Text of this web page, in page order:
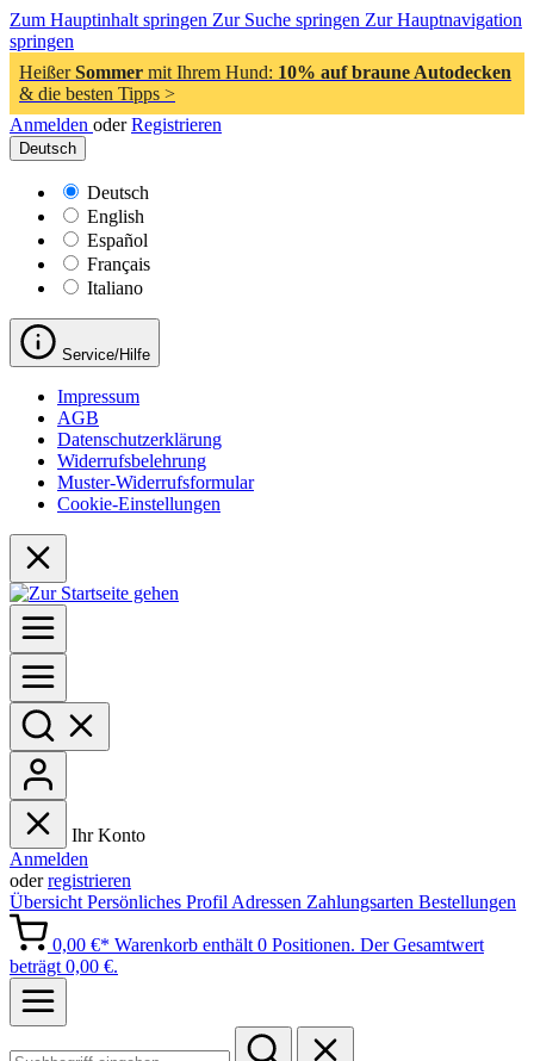
Zum Hauptinhalt springen Zur Suche springen Zur Hauptnavigation
springen
HeißerSommer mit Ihrem Hund: 10% auf braune Autodecken
& die besten Tipps >
Anmelden oder Registrieren
Deutsch
Deutsch
English
Español
Français
Italiano
Service/Hilfe
Impressum
AGB
Datenschutzerklärung
Widerrufsbelehrung
Muster-Widerrufsformular
Cookie-Einstellungen
Ihr Konto
Anmelden
oderregistrieren
Übersicht Persönliches Profil Adressen Zahlungsarten Bestellungen
0,00 €* Warenkorb enthält 0 Positionen. Der Gesamtwert
beträgt 0,00 €.